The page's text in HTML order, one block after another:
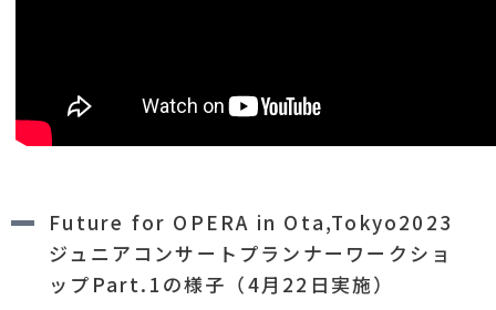
Future for OPERA in Ota,Tokyo2023
ジュニアコンサートプランナーワークショ
ップPart.1の様子（4月22日実施）